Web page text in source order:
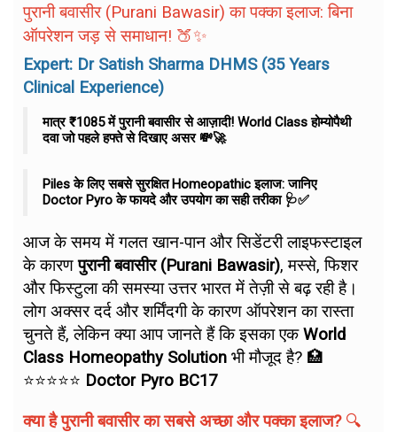
पुरानी बवासीर (Purani Bawasir) का पक्का इलाज: बिना
ऑपरेशन जड़ से समाधान! 🍑✨
Expert: Dr Satish Sharma DHMS (35 Years
Clinical Experience)
मात्र ₹1085 में पुरानी बवासीर से आज़ादी! World Class होम्योपैथी
दवा जो पहले हफ्ते से दिखाए असर 💸🚀
Piles के लिए सबसे सुरक्षित Homeopathic इलाज: जानिए
Doctor Pyro के फायदे और उपयोग का सही तरीका 🩺✅
आज के समय में गलत खान-पान और सिडेंटरी लाइफस्टाइल
के कारणपुरानी बवासीर (Purani Bawasir), मस्से, फिशर
और फिस्टुला की समस्या उत्तर भारत में तेज़ी से बढ़ रही है।
लोग अक्सर दर्द और शर्मिंदगी के कारण ऑपरेशन का रास्ता
चुनते हैं, लेकिन क्या आप जानते हैं कि इसका एकWorld
Class Homeopathy Solution भी मौजूद है? 🏥
⭐⭐⭐⭐⭐ Doctor Pyro BC17
क्या है पुरानी बवासीर का सबसे अच्छा और पक्का इलाज?🔍